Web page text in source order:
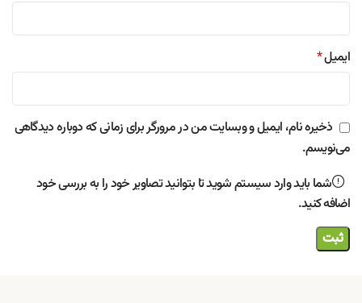
ایمیل*
ذخیره نام، ایمیل و وبسایت من در مرورگر برای زمانی که دوباره دیدگاهی
می‌نویسم.
شما باید وارد سیستم شوید تا بتوانید تصاویر خود را به بررسی خود
اضافه کنید.